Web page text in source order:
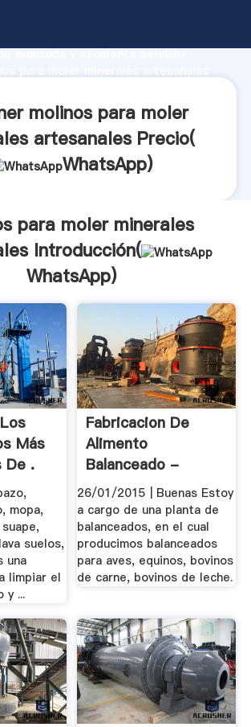
avanzada y excelente servicio,
molinos para moler
artesanales Precio(
WhatsApp)
para moler minerales
Introducción(
WhatsApp)
Más
De .
mopa,
suelos,
una
limpiar el
y ...
Fabricacion De
Alimento
Balanceado -
Engormix
26/01/2015 | Buenas Estoy
a cargo de una planta de
balanceados, en el cual
producimos balanceados
para aves, equinos, bovinos
de carne, bovinos de leche.